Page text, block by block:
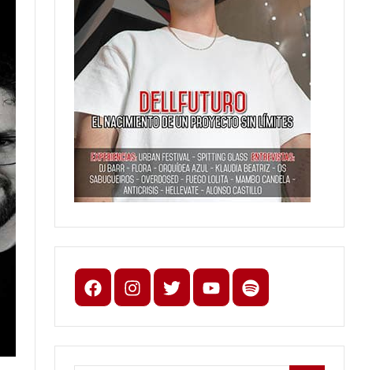
FacebookInstagram
X youtubespotify